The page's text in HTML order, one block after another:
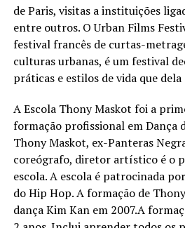
de Paris, visitas a instituições
entre outros. O Urban Films
festival francês de curtas-
culturas urbanas, é um festival
práticas e estilos de vida que dela
A Escola Thony Maskot foi a
formação profissional em Dança
Thony Maskot, ex-Panteras
coreógrafo, diretor artístico é o
escola. A escola é patrocinada
do Hip Hop. A formação de
dança Kim Kan em 2007.A